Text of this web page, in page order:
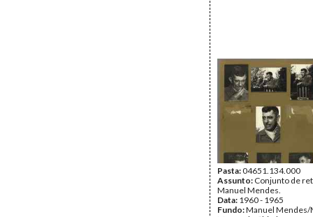
Pasta:04651.134.000
Assunto: Conjunto de
Manuel Mendes.
Data: 1960 - 1965
Fundo:Manuel Mendes/